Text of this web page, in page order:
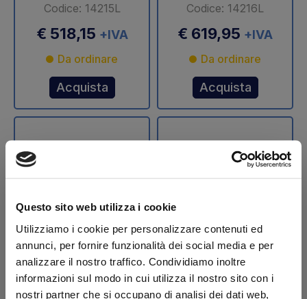
Questo sito web utilizza i cookie
Utilizziamo i cookie per personalizzare contenuti ed
annunci, per fornire funzionalità dei social media e per
analizzare il nostro traffico. Condividiamo inoltre
informazioni sul modo in cui utilizza il nostro sito con i
nostri partner che si occupano di analisi dei dati web,
Codice: 14215L
€ 518,15 +IVA
Da ordinare
Acquista
Codice: 14216L
€ 619,95 +IVA
Da ordinare
Acquista
Stelo cilindro
sollevamento Ø 70
mm DLB 47 Dautel
Stelo cilindro
sollevamento Ø 75
mm DLB 47 Dautel